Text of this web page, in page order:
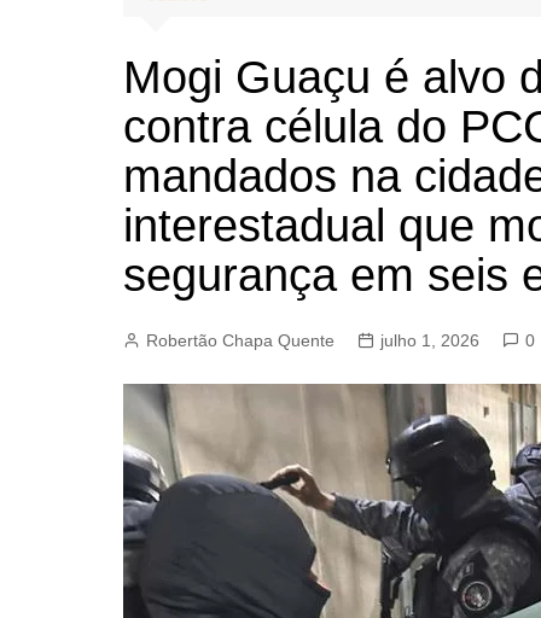
ESTIVA
JUNDIAÍ
LIMEIRA
MOGI
MOGI
PAULÍNIA
Mogi Guaçu é alvo
contra célula do
mandados na
interestadual que
segurança em seis
Robertão Chapa Quente julho 1, 2026 0